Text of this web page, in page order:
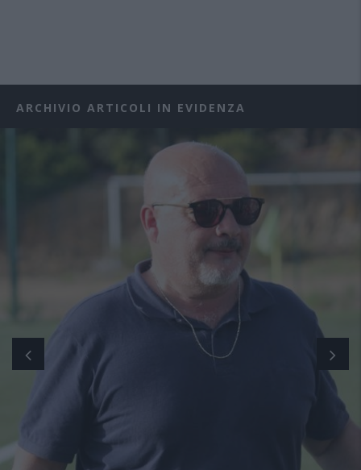
ARCHIVIO ARTICOLI IN EVIDENZA